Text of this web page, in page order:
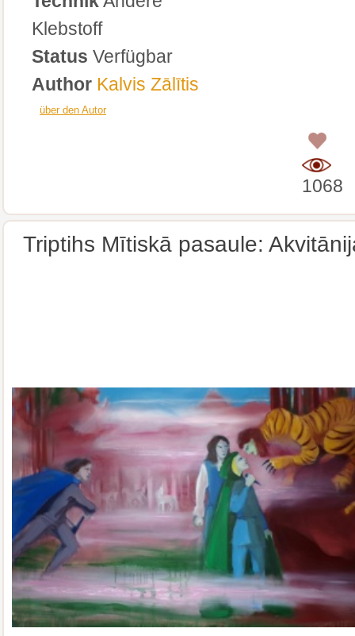
Klebstoff
Status Verfügbar
Author Kalvis Zālītis
über den Autor
1068
Triptihs Mītiskā pasaule: